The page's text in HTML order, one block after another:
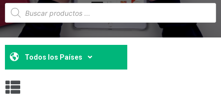
Todos los Países